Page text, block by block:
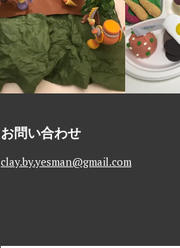
月
7
日
お問い合わせ
clay.by.yesman@gmail.com